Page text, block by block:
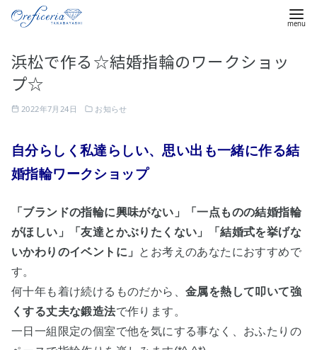
浜松で作る☆結婚指輪のワークショッ
プ☆
2022年7月24日 お知らせ
自分らしく私達らしい、思い出も一緒に作る結
婚指輪ワークショップ
「ブランドの指輪に興味がない」「一点ものの結婚指輪
がほしい」「友達とかぶりたくない」「結婚式を挙げな
いかわりのイベントに」 とお考えのあなたにおすすめで
す。
何十年も着け続けるものだから、 金属を熱して叩いて強
くする丈夫な鍛造法で作ります。
一日一組限定の個室で他を気にする事なく、おふたりの